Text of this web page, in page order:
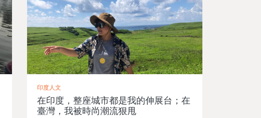
印度人文
在印度，整座城市都是我的伸展台；在
臺灣，我被時尚潮流狠甩